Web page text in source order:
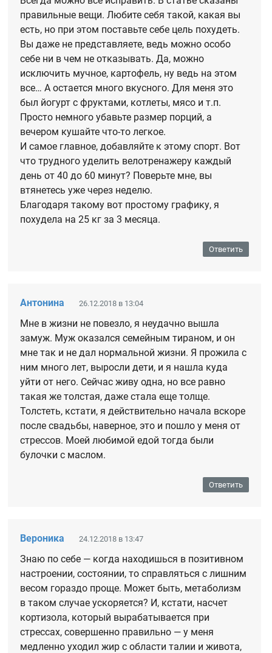
правильные вещи. Любите себя такой, какая вы
есть, но при этом поставьте себе цель похудеть.
Вы даже не представляете, ведь можно особо
себе ни в чем не отказывать. Да, можно
исключить мучное, картофель, ну ведь на этом
все… А остается много вкусного. Для меня это
был йогурт с фруктами, котлеты, мясо и т.п.
Просто немного убавьте размер порций, а
вечером кушайте что-то легкое.
И самое главное, добавляйте к этому спорт. Вот
что трудного уделить велотренажеру каждый
день от 40 до 60 минут? Поверьте мне, вы
втянетесь уже через неделю.
Благодаря такому вот простому графику, я
похудела на 25 кг за 3 месяца.
Ответить
Антонина 26.12.2018 в 13:04
Мне в жизни не повезло, я неудачно вышла
замуж. Муж оказался семейным тираном, и он
мне так и не дал нормальной жизни. Я прожила с
ним много лет, выросли дети, и я нашла куда
уйти от него. Сейчас живу одна, но все равно
такая же толстая, даже стала еще толще.
Толстеть, кстати, я действительно начала вскоре
после свадьбы, наверное, это и пошло у меня от
стрессов. Моей любимой едой тогда были
булочки с маслом.
Ответить
Вероника 24.12.2018 в 13:47
Знаю по себе — когда находишься в позитивном
настроении, состоянии, то справляться с лишним
весом гораздо проще. Может быть, метаболизм
в таком случае ускоряется? И, кстати, насчет
кортизола, который вырабатывается при
стрессах, совершенно правильно — у меня
медленно уходил жир с области талии и живота,